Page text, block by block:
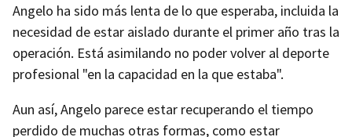
Angelo ha sido más lenta de lo que esperaba, incluida la
necesidad de estar aislado durante el primer año tras la
operación. Está asimilando no poder volver al deporte
profesional "en la capacidad en la que estaba".
Aun así, Angelo parece estar recuperando el tiempo
perdido de muchas otras formas, como estar